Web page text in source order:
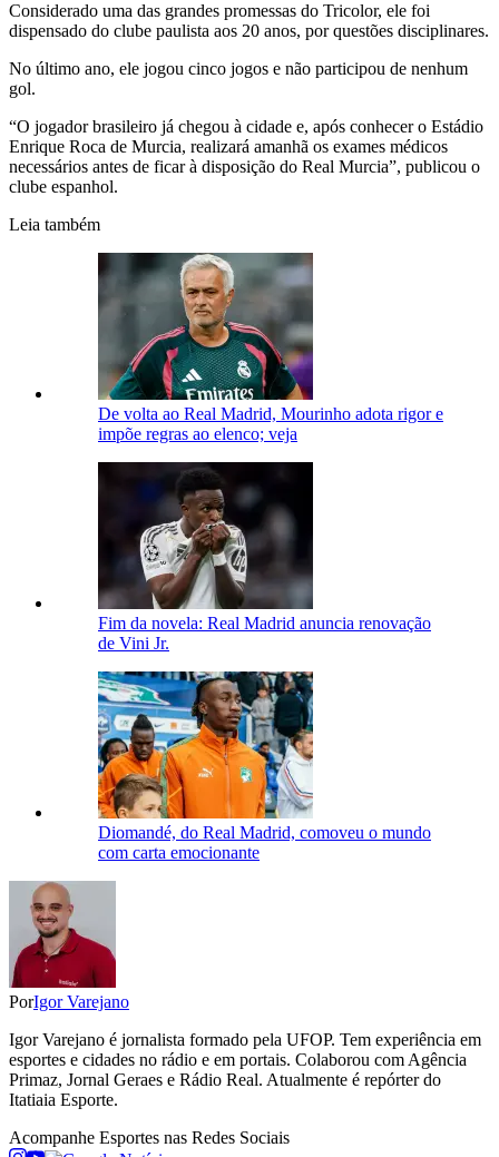
Considerado uma das grandes promessas do Tricolor, ele foi
dispensado do clube paulista aos 20 anos, por questões disciplinares.
No último ano, ele jogou cinco jogos e não participou de nenhum
gol.
“O jogador brasileiro já chegou à cidade e, após conhecer o Estádio
Enrique Roca de Murcia, realizará amanhã os exames médicos
necessários antes de ficar à disposição do Real Murcia”, publicou o
clube espanhol.
Leia também
De volta ao Real Madrid, Mourinho adota rigor e
impõe regras ao elenco; veja
Fim da novela: Real Madrid anuncia renovação
de Vini Jr.
Diomandé, do Real Madrid, comoveu o mundo
com carta emocionante
PorIgor Varejano
Igor Varejano é jornalista formado pela UFOP. Tem experiência em
esportes e cidades no rádio e em portais. Colaborou com Agência
Primaz, Jornal Geraes e Rádio Real. Atualmente é repórter do
Itatiaia Esporte.
Acompanhe Esportes nas Redes Sociais